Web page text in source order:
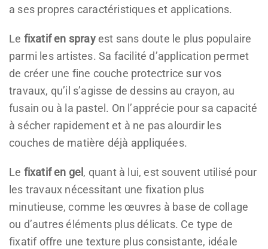
a ses propres caractéristiques et applications.
Le fixatif en sprayest sans doute le plus populaire
parmi les artistes. Sa facilité d’application permet
de créer une fine couche protectrice sur vos
travaux, qu’il s’agisse de dessins au crayon, au
fusain ou à la pastel. On l’apprécie pour sa capacité
à sécher rapidement et à ne pas alourdir les
couches de matière déjà appliquées.
Le fixatif en gel , quant à lui, est souvent utilisé pour
les travaux nécessitant une fixation plus
minutieuse, comme les œuvres à base de collage
ou d’autres éléments plus délicats. Ce type de
fixatif offre une texture plus consistante, idéale